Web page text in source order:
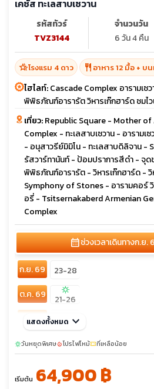
เคซัส ทะเลสาบเซวาน
รหัสทัวร์
TVZ3144
จำนวนวัน
6 วัน 4 คืน
hotel_classโรงแรม 4 ดาว restaurant อาหาร 12 มื้อ + บ
ไฮไลท์:Cascade Complex อารามเซ
พิพิธภัณฑ์อารารัต วิหารเก๊กฮาร์ด ชมไ
เที่ยว:Republic Square - Mother
Complex - ทะเลสาบเซวาน - อารามเ
- อนุสาวรีย์มิมิโน - ทะเลสาบดิลิจาน -
รัสวาร์ทานันท์ - ป้อมปราการสีดำ - จุ
พิพิธภัณฑ์อารารัต - วิหารเก๊กฮาร์ด - วิ
Symphony of Stones - อารามคอร์
อรี่ - Tsitsernakaberd Armenian
Complex
calendar_monthช่วงเวลาเดินทางก.ย.
ก.ย. 69
23-28
ต.ค. 69
sunny
21-26
พ.ย. 69
18-23
ธ.ค. 69
sunny
02-07
sunny
09-14 30-04
แสดงทั้งหมด keyboard_arrow_down
sunnyวันหยุดพิเศษlocal_fire_departmentโปรไฟไหม้confirmation_numberที่เหลือน้อย
เริ่มต้น 64,900 ฿